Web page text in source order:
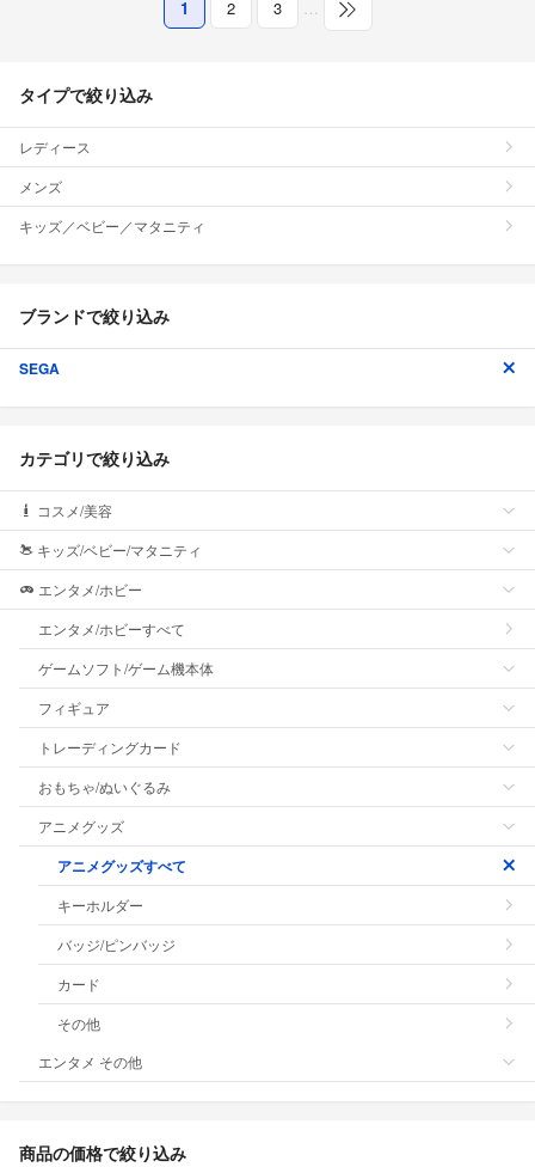
1 2 3 …
タイプで絞り込み
レディース
メンズ
キッズ／ベビー／マタニティ
ブランドで絞り込み
SEGA
カテゴリで絞り込み
コスメ/美容
キッズ/ベビー/マタニティ
エンタメ/ホビー
エンタメ/ホビーすべて
ゲームソフト/ゲーム機本体
フィギュア
トレーディングカード
おもちゃ/ぬいぐるみ
アニメグッズ
アニメグッズすべて
キーホルダー
バッジ/ピンバッジ
カード
その他
エンタメ その他
商品の価格で絞り込み